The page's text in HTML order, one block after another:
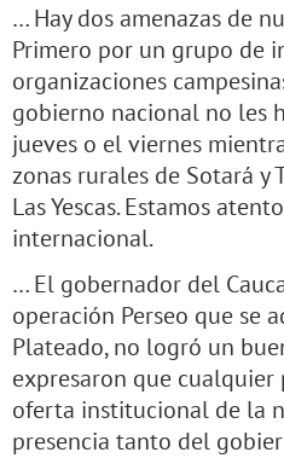
… Hay dos amenazas de
Primero por un grupo de
organizaciones
gobierno nacional no les
jueves o el viernes
zonas rurales de Sotará y
Las Yescas. Estamos
internacional.
… El gobernador del
operación Perseo que se
Plateado, no logró un
expresaron que
oferta institucional de la
presencia tanto del